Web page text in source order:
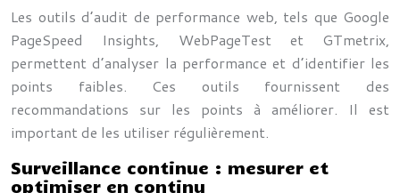
Les outils d’audit de performance web, tels que Google
PageSpeed Insights, WebPageTest et GTmetrix,
permettent d’analyser la performance et d’identifier les
points faibles. Ces outils fournissent des
recommandations sur les points à améliorer. Il est
important de les utiliser régulièrement.
Surveillance continue : mesurer et
optimiser en continu